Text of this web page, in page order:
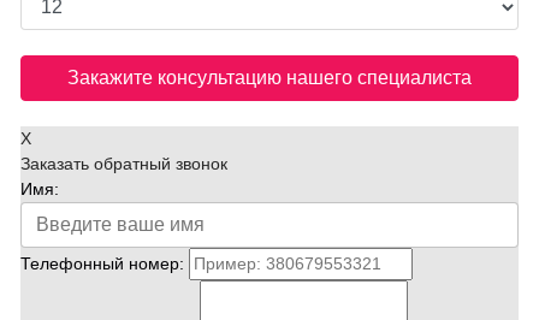
Закажите консультацию нашего специалиста
X
Заказать обратный звонок
Имя:
Телефонный номер: